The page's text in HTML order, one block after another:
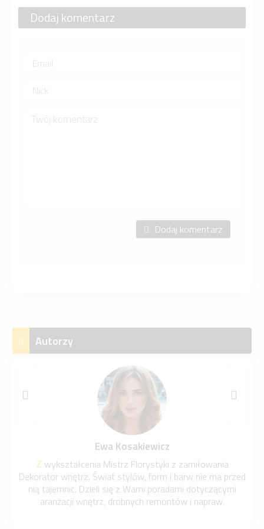
Dodaj komentarz
Dodaj komentarz
Autorzy
Ewa Kosakiewicz
wnętrz. Świat stylów, form i barw nie ma przed
Dzieli się z Wami poradami dotyczącymi
wnętrz, drobnych remontów i napraw.
Pozytywnie zakręcona fanka nowości technologicznych i
wszelkich